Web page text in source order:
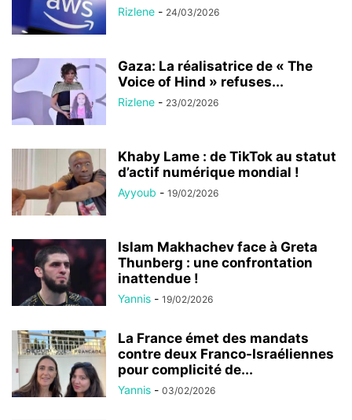
Rizlene - 24/03/2026
Gaza: La réalisatrice de « The
Voice of Hind » refuses...
Rizlene - 23/02/2026
Khaby Lame : de TikTok au statut
d’actif numérique mondial !
Ayyoub - 19/02/2026
Islam Makhachev face à Greta
Thunberg : une confrontation
inattendue !
Yannis - 19/02/2026
La France émet des mandats
contre deux Franco-Israéliennes
pour complicité de...
Yannis - 03/02/2026